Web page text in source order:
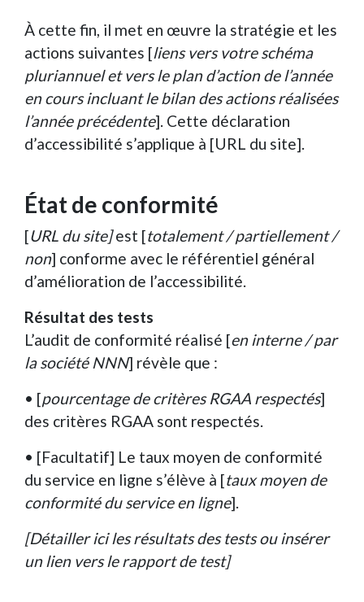
À cette fin, il met en œuvre la stratégie et les
actions suivantes [liens vers votre schéma
pluriannuel et vers le plan d’action de l’année
en cours incluant le bilan des actions réalisées
l’année précédente]. Cette déclaration
d’accessibilité s’applique à [URL du site].
État de conformité
[URL du site]est [totalement / partiellement /
non] conforme avec le référentiel général
d’amélioration de l’accessibilité.
Résultat des tests
L’audit de conformité réalisé [en interne / par
la société NNN] révèle que :
• [pourcentage de critères RGAA respectés]
des critères RGAA sont respectés.
• [Facultatif] Le taux moyen de conformité
du service en ligne s’élève à [taux moyen de
conformité du service en ligne].
[Détailler ici les résultats des tests ou insérer
un lien vers le rapport de test]